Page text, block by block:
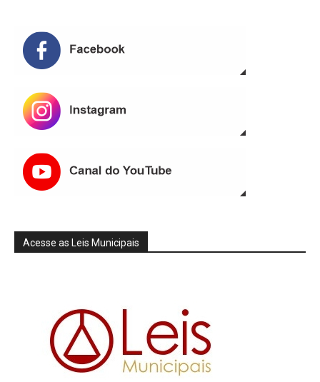
Acesse as Leis Municipais